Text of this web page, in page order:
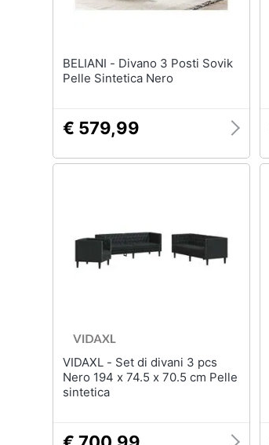
BELIANI - Divano 3 Posti Sovik
Pelle Sintetica Nero
€ 579,99
VIDAXL - Set di divani 3 pcs
Nero 194 x 74.5 x 70.5 cm Pelle
sintetica